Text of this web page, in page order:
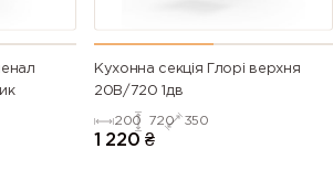
Кухонна секція Глорі верхня
20В/720 1дв
200 720 350
1 220 ₴